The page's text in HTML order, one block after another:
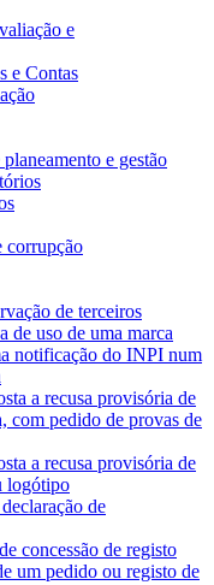
e
e Contas
e gestão
corrupção
de terceiros
de uso de uma marca
notificação do INPI num
a recusa provisória de
com pedido de provas de
a recusa provisória de
logótipo
de
concessão de registo
um pedido ou registo de